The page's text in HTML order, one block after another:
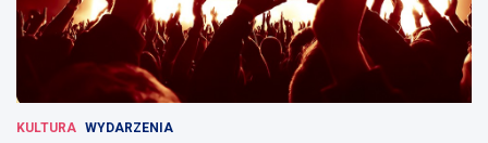
KULTURA WYDARZENIA